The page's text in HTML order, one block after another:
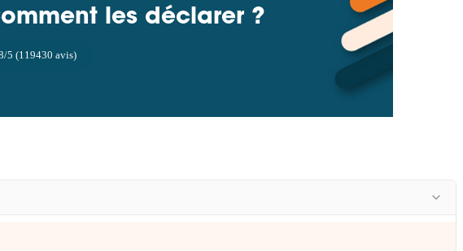
les déclarer ?
5 (119430 avis)